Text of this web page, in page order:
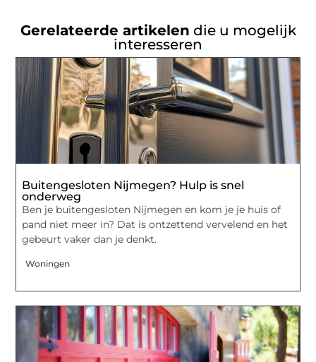
Gerelateerde artikelen die u mogelijk
interesseren
Buitengesloten Nijmegen? Hulp is snel
onderweg
Ben je buitengesloten Nijmegen en kom je je huis of
pand niet meer in? Dat is ontzettend vervelend en het
gebeurt vaker dan je denkt.
Woningen